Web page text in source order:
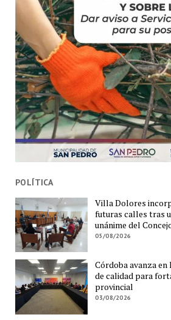
POLÍTICA
Villa Dolores
futuras calles tras
unánime del
05/08/2026
Córdoba avanza
de calidad para
provincial
03/08/2026